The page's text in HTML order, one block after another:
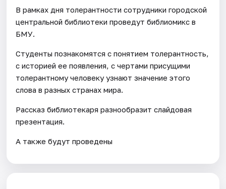
В рамках дня толерантности сотрудники городской
центральной библиотеки проведут библиомикс в
БМУ.
Студенты познакомятся с понятием толерантность,
с историей ее появления, с чертами присущими
толерантному человеку узнают значение этого
слова в разных странах мира.
Рассказ библиотекаря разнообразит слайдовая
презентация.
А также будут проведены